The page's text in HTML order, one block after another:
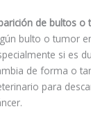
de bultos o
bulto o tumor
si es
de forma o
para